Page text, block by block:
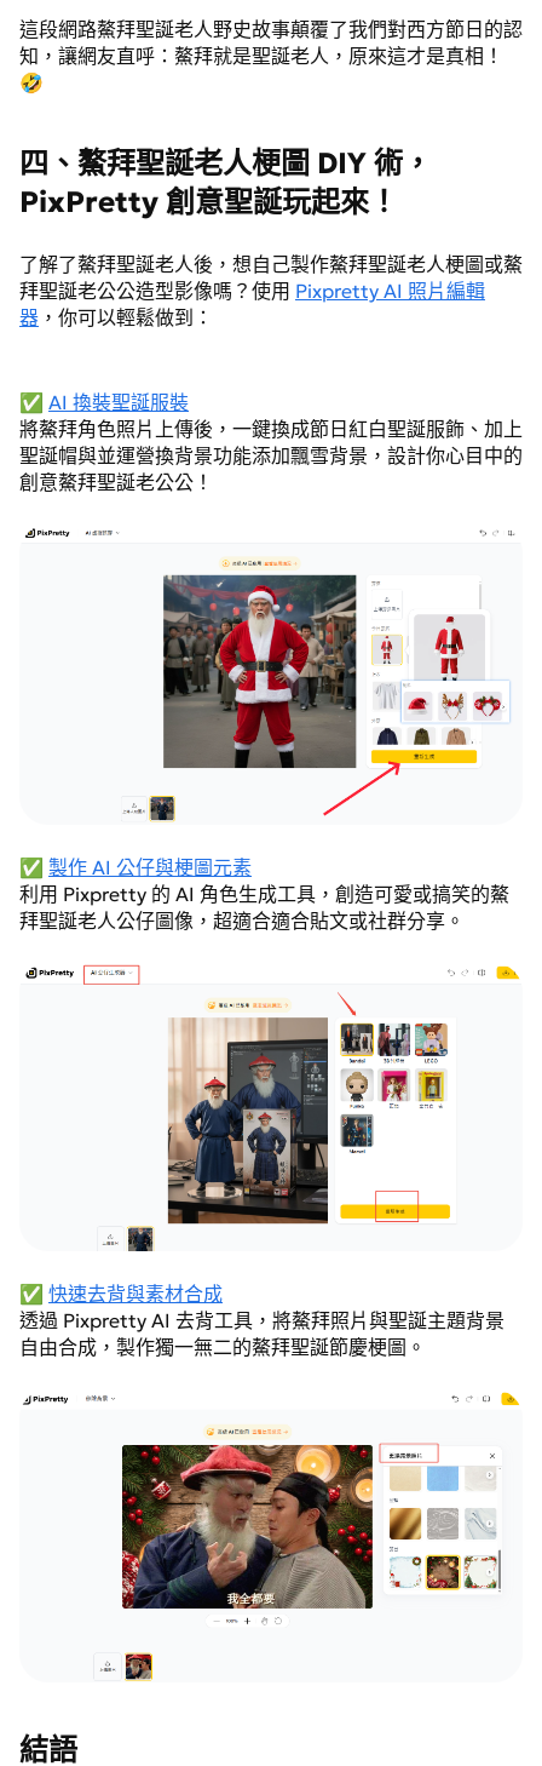
這段網路鰲拜聖誕老人野史故事顛覆了我們對西方節日的認
知，讓網友直呼：鰲拜就是聖誕老人，原來這才是真相！
🤣
四、鰲拜聖誕老人梗圖 DIY 術，
PixPretty 創意聖誕玩起來！
了解了鰲拜聖誕老人後，想自己製作鰲拜聖誕老人梗圖或鰲
拜聖誕老公公造型影像嗎？使用 Pixpretty AI 照片編輯
器 ，你可以輕鬆做到：
✅ AI 換裝聖誕服裝
將鰲拜角色照片上傳後，一鍵換成節日紅白聖誕服飾、加上
聖誕帽與並運營換背景功能添加飄雪背景，設計你心目中的
創意鰲拜聖誕老公公！
✅ 製作 AI 公仔與梗圖元素
利用 Pixpretty 的 AI 角色生成工具，創造可愛或搞笑的鰲
拜聖誕老人公仔圖像，超適合適合貼文或社群分享。
✅ 快速去背與素材合成
透過 Pixpretty AI 去背工具，將鰲拜照片與聖誕主題背景
自由合成，製作獨一無二的鰲拜聖誕節慶梗圖。
結語